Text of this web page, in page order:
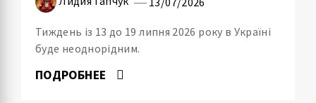
Тиждень із 13 до 19 липня 2026 року в Україні
буде неоднорідним.
ПОДРОБНЕЕ